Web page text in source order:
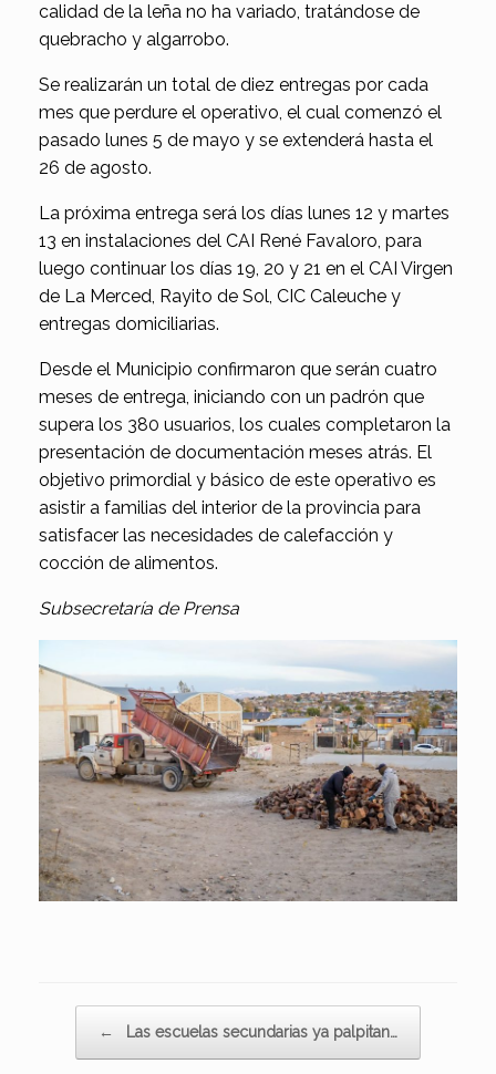
calidad de la leña no ha variado, tratándose de
quebracho y algarrobo.
Se realizarán un total de diez entregas por cada
mes que perdure el operativo, el cual comenzó el
pasado lunes 5 de mayo y se extenderá hasta el
26 de agosto.
La próxima entrega será los días lunes 12 y martes
13 en instalaciones del CAI René Favaloro, para
luego continuar los días 19, 20 y 21 en el CAI Virgen
de La Merced, Rayito de Sol, CIC Caleuche y
entregas domiciliarias.
Desde el Municipio confirmaron que serán cuatro
meses de entrega, iniciando con un padrón que
supera los 380 usuarios, los cuales completaron la
presentación de documentación meses atrás. El
objetivo primordial y básico de este operativo es
asistir a familias del interior de la provincia para
satisfacer las necesidades de calefacción y
cocción de alimentos.
Subsecretaría de Prensa
← Las escuelas secundarias ya palpitan…